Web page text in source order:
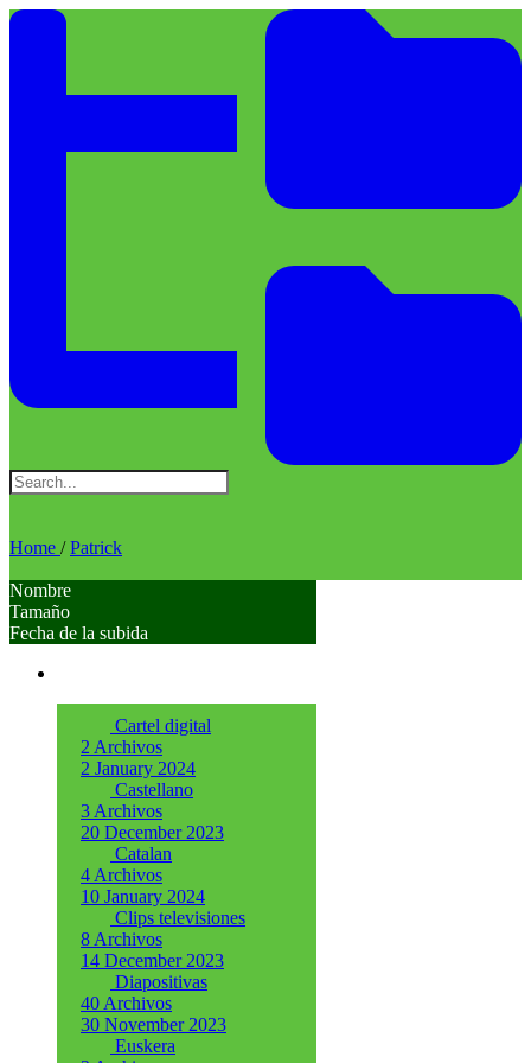
Home /Patrick
Nombre
Tamaño
Fecha de la subida
Cartel digital
2 Archivos
2 January 2024
Castellano
3 Archivos
20 December 2023
Catalan
4 Archivos
10 January 2024
Clips televisiones
8 Archivos
14 December 2023
Diapositivas
40 Archivos
30 November 2023
Euskera